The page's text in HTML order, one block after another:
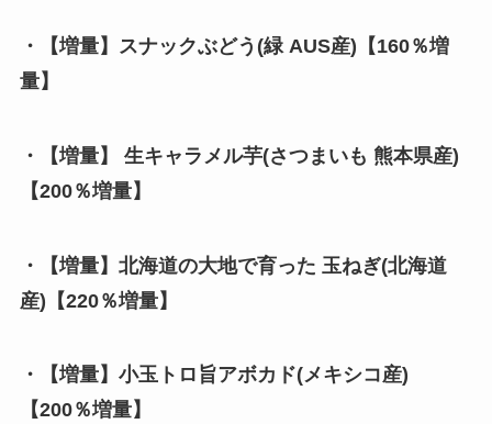
・【増量】スナックぶどう(緑 AUS産)【160％増
量】
・【増量】 生キャラメル芋(さつまいも 熊本県産)
【200％増量】
・【増量】北海道の大地で育った 玉ねぎ(北海道
産)【220％増量】
・【増量】小玉トロ旨アボカド(メキシコ産)
【200％増量】